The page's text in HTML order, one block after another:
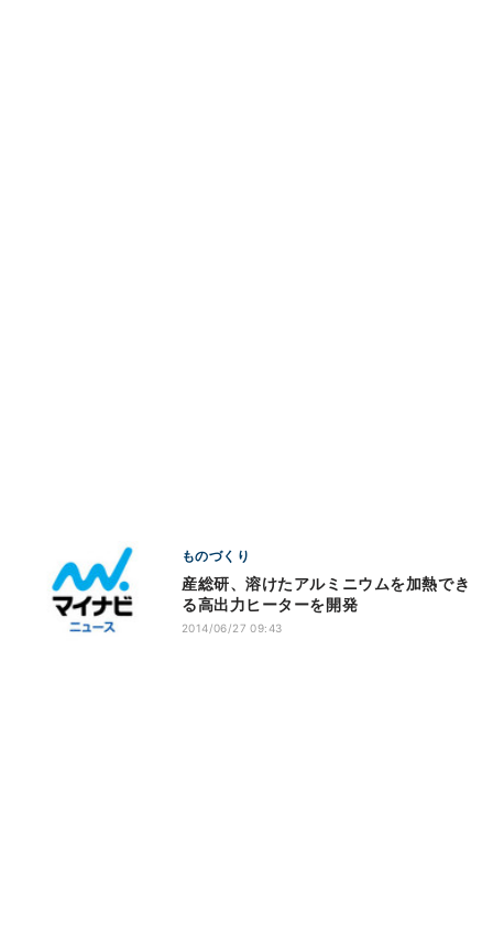
ものづくり
産総研、溶けたアルミニウムを加熱でき
る高出力ヒーターを開発
2014/06/27 09:43